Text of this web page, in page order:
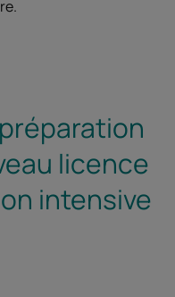
licence
intensive